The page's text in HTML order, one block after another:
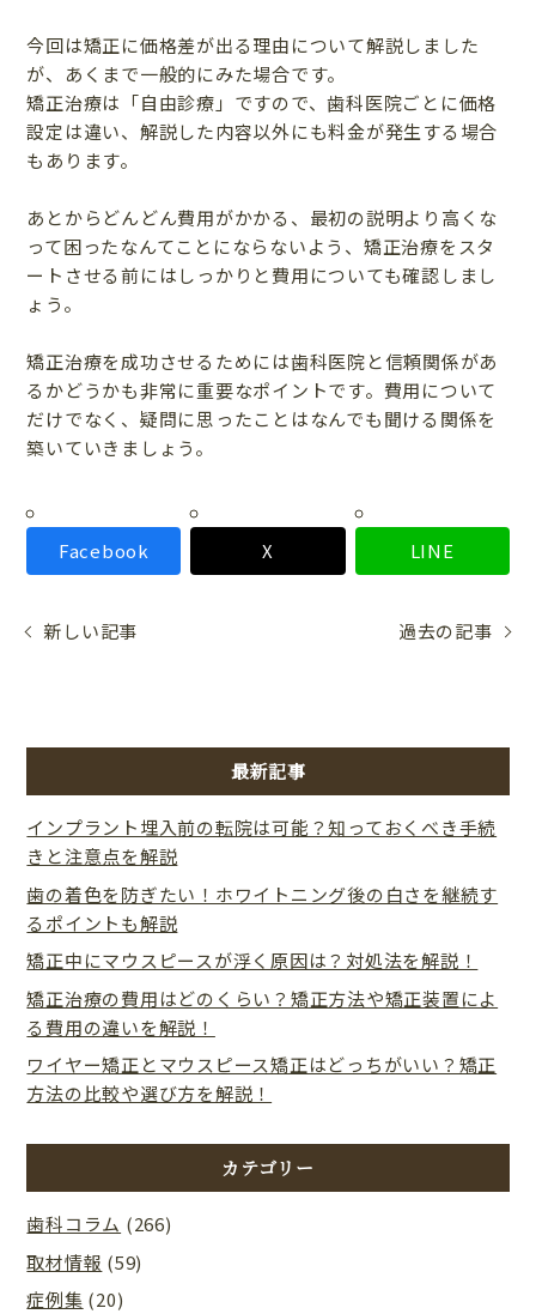
今回は矯正に価格差が出る理由について解説しました
が、あくまで一般的にみた場合です。
矯正治療は「自由診療」ですので、歯科医院ごとに価格
設定は違い、解説した内容以外にも料金が発生する場合
もあります。
あとからどんどん費用がかかる、最初の説明より高くな
って困ったなんてことにならないよう、矯正治療をスタ
ートさせる前にはしっかりと費用についても確認しまし
ょう。
矯正治療を成功させるためには歯科医院と信頼関係があ
るかどうかも非常に重要なポイントです。費用について
だけでなく、疑問に思ったことはなんでも聞ける関係を
築いていきましょう。
Facebook X LINE
新しい記事 過去の記事
最新記事
インプラント埋入前の転院は可能？知っておくべき手続
きと注意点を解説
歯の着色を防ぎたい！ホワイトニング後の白さを継続す
るポイントも解説
矯正中にマウスピースが浮く原因は？対処法を解説！
矯正治療の費用はどのくらい？矯正方法や矯正装置によ
る費用の違いを解説！
ワイヤー矯正とマウスピース矯正はどっちがいい？矯正
方法の比較や選び方を解説！
カテゴリー
歯科コラム (266)
取材情報 (59)
症例集 (20)